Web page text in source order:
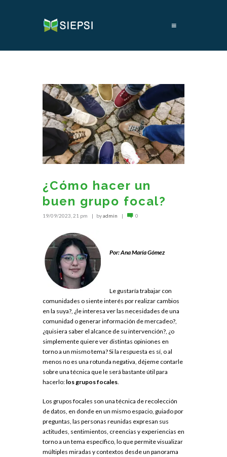
≡
¿Cómo hacer un
buen grupo focal?
19/09/2023, 21 pm byadmin 0
Por: Ana María Gómez
Le gustaría trabajar con
comunidades o siente interés por realizar cambios
en la suya?, ¿le interesa ver las necesidades de una
comunidad o generar información de mercadeo?,
¿quisiera saber el alcance de su intervención?, ¿o
simplemente quiere ver distintas opiniones en
torno a un mismo tema? Si la respuesta es sí, o al
menos no es una rotunda negativa, déjeme contarle
sobre una técnica que le será bastante útil para
hacerlo: los grupos focales
Los grupos focales son una técnica de recolección
de datos, en ​​donde en un mismo espacio, guiado por
preguntas, las personas reunidas expresan sus
actitudes, sentimientos, creencias y experiencias en
torno a un tema específico, lo que permite visualizar
múltiples miradas y contextos desde un panorama